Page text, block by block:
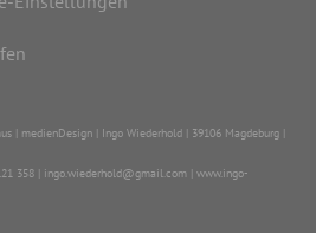
| medienDesign | Ingo Wiederhold | 39106 Magdeburg |
358 | ingo.wiederhold@gmail.com | www.ingo-